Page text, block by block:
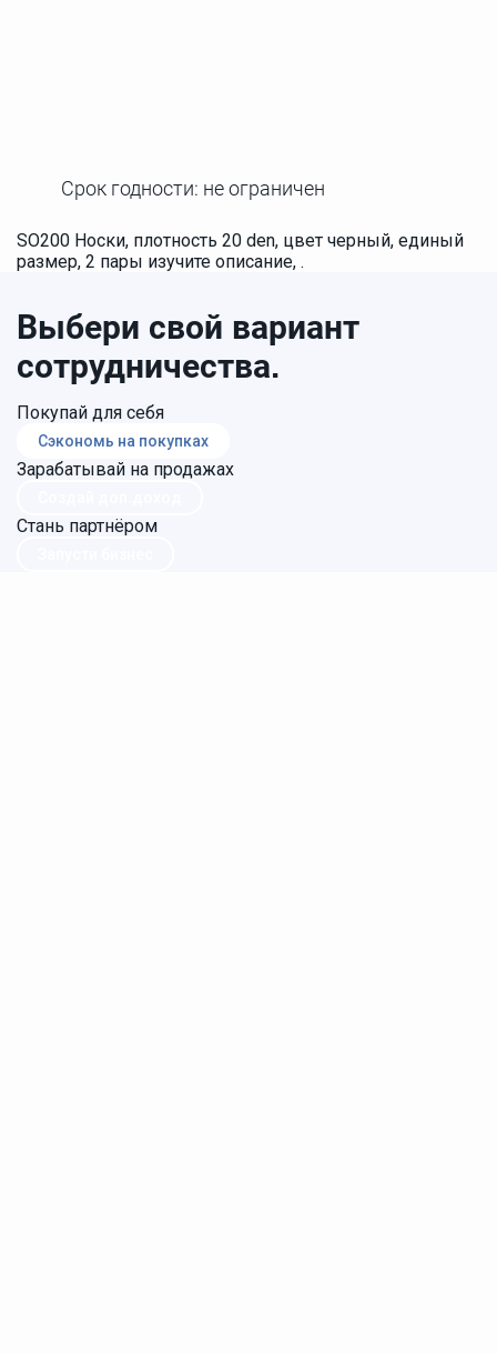
Срок годности: не ограничен
SO200 Носки, плотность 20 den, цвет черный, единый
размер, 2 пары изучите описание, .
Выбери свой вариант
сотрудничества.
Покупай для себя
Сэкономь на покупках
Зарабатывай на продажах
Стань партнёром